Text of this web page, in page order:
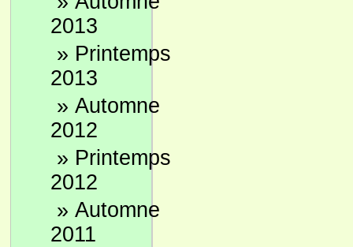
2013
» Printemps
2013
» Automne
2012
» Printemps
2012
» Automne
2011